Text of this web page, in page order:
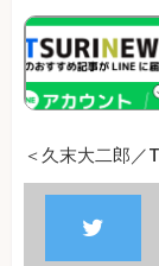
＜久末大二郎／